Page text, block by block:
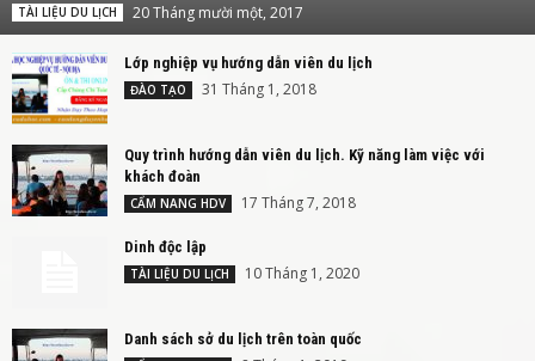
TÀI LIỆU DU LỊCH 20 Tháng mười một, 2017
Lớp nghiệp vụ hướng dẫn viên du lịch
ĐÀO TẠO 31 Tháng 1, 2018
Quy trình hướng dẫn viên du lịch. Kỹ năng làm việc với
khách đoàn
CẨM NANG HDV 17 Tháng 7, 2018
Dinh độc lập
TÀI LIỆU DU LỊCH 10 Tháng 1, 2020
Danh sách sở du lịch trên toàn quốc